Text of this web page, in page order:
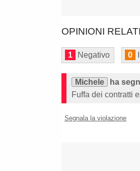
OPINIONI
1 Negativo 0
Michele
ha
Fuffa dei contratti
Segnala la violazione